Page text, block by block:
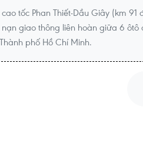
tốc Phan Thiết-Dầu Giây (km 91
giao thông liên hoàn giữa 6 ôtô
phố Hồ Chí Minh.